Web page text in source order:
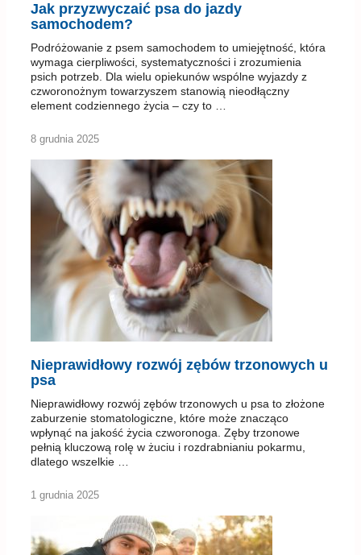
Jak przyzwyczaić psa do jazdy
samochodem?
Podróżowanie z psem samochodem to umiejętność, która
wymaga cierpliwości, systematyczności i zrozumienia
psich potrzeb. Dla wielu opiekunów wspólne wyjazdy z
czworonożnym towarzyszem stanowią nieodłączny
element codziennego życia – czy to …
8 grudnia 2025
Nieprawidłowy rozwój zębów trzonowych u
psa
Nieprawidłowy rozwój zębów trzonowych u psa to złożone
zaburzenie stomatologiczne, które może znacząco
wpłynąć na jakość życia czworonoga. Zęby trzonowe
pełnią kluczową rolę w żuciu i rozdrabnianiu pokarmu,
dlatego wszelkie …
1 grudnia 2025